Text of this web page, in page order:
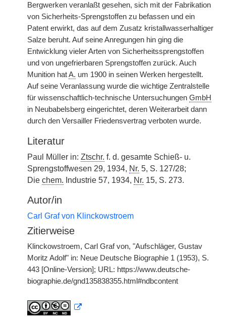
Bergwerken veranlaßt gesehen, sich mit der Fabrikation
von Sicherheits-Sprengstoffen zu befassen und ein
Patent erwirkt, das auf dem Zusatz kristallwasserhaltiger
Salze beruht. Auf seine Anregungen hin ging die
Entwicklung vieler Arten von Sicherheitssprengstoffen
und von ungefrierbaren Sprengstoffen zurück. Auch
Munition hatA. um 1900 in seinen Werken hergestellt.
Auf seine Veranlassung wurde die wichtige Zentralstelle
für wissenschaftlich-technische Untersuchungen GmbH
in Neubabelsberg eingerichtet, deren Weiterarbeit dann
durch den Versailler Friedensvertrag verboten wurde.
Literatur
Paul Müller in: Ztschr. f. d. gesamte Schieß- u.
Sprengstoffwesen 29, 1934, Nr. 5, S. 127/28;
Die chem. Industrie 57, 1934, Nr. 15, S. 273.
Autor/in
Carl Graf von Klinckowstroem
Zitierweise
Klinckowstroem, Carl Graf von, "Aufschläger, Gustav
Moritz Adolf" in: Neue Deutsche Biographie 1 (1953), S.
443 [Online-Version]; URL: https://www.deutsche-
biographie.de/gnd135838355.html#ndbcontent